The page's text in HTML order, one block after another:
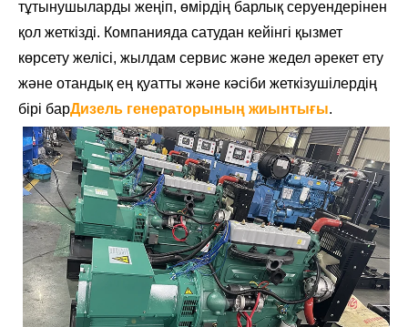
тұтынушыларды жеңіп, өмірдің барлық серуендерінен
қол жеткізді. Компанияда сатудан кейінгі қызмет
көрсету желісі, жылдам сервис және жедел әрекет ету
және отандық ең қуатты және кәсіби жеткізушілердің
бірі барДизель генераторының жиынтығы.